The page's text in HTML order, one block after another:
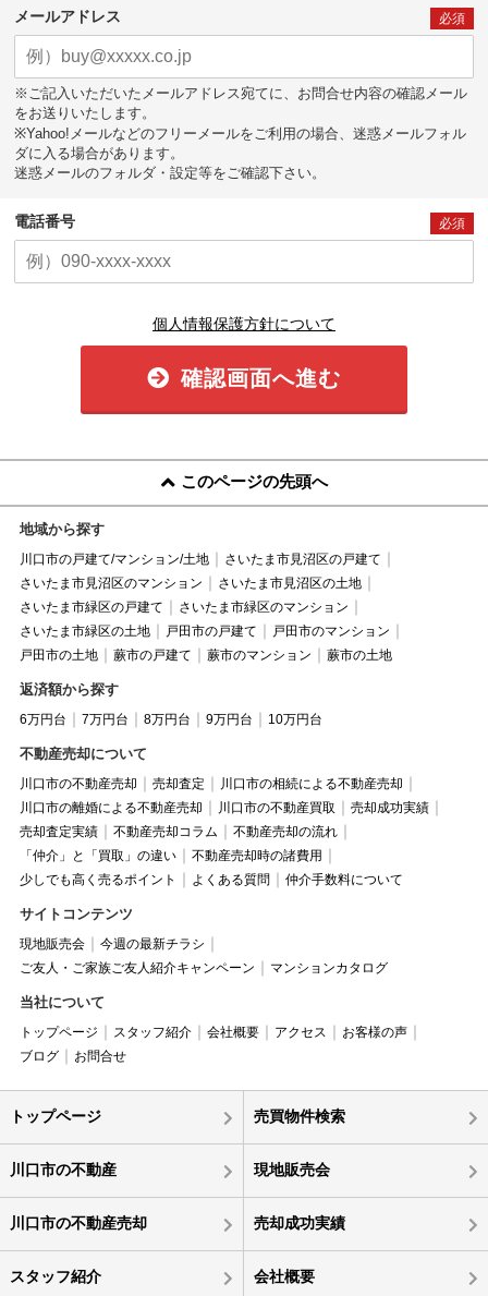
メールアドレス 必須
※ご記入いただいたメールアドレス宛てに、お問合せ内容の確認メール
をお送りいたします。
※Yahoo!メールなどのフリーメールをご利用の場合、迷惑メールフォル
ダに入る場合があります。
迷惑メールのフォルダ・設定等をご確認下さい。
電話番号 必須
個人情報保護方針について
確認画面へ進む
このページの先頭へ
地域から探す
川口市の戸建て/マンション/土地
さいたま市見沼区の戸建て
さいたま市見沼区のマンション
さいたま市見沼区の土地
さいたま市緑区の戸建て
さいたま市緑区のマンション
さいたま市緑区の土地
戸田市の戸建て
戸田市のマンション
戸田市の土地
蕨市の戸建て 蕨市のマンション 蕨市の土地
返済額から探す
6万円台 7万円台 8万円台 9万円台 10万円台
不動産売却について
川口市の不動産売却 売却査定
川口市の相続による不動産売却
川口市の離婚による不動産売却
川口市の不動産買取
売却成功実績
売却査定実績
不動産売却コラム
不動産売却の流れ
「仲介」と「買取」の違い
不動産売却時の諸費用
少しでも高く売るポイント
よくある質問 仲介手数料について
サイトコンテンツ
現地販売会
今週の最新チラシ
ご友人・ご家族ご友人紹介キャンペーン
マンションカタログ
当社について
トップページ スタッフ紹介 会社概要 アクセス
お客様の声
ブログ
お問合せ
トップページ 売買物件検索
川口市の不動産 現地販売会
川口市の不動産売却 売却成功実績
スタッフ紹介 会社概要